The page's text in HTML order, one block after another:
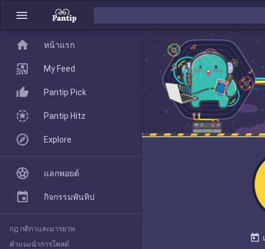
menu
today
home
Pantip Pick
Explore
home หน้าแรก
My Feed
Pantip Pick
Pantip Hitz
Explore
แลกพอยต์
กิจกรรมพันทิป
กฎ กติกาและมารยาท
คำแนะนำการโพสต์